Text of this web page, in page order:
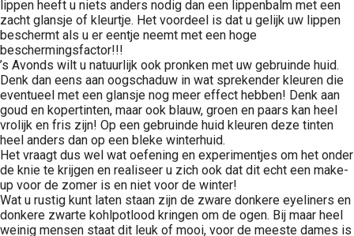
lippen heeft u niets anders nodig dan een lippenbalm met een
zacht glansje of kleurtje. Het voordeel is dat u gelijk uw lippen
beschermt als u er eentje neemt met een hoge
beschermingsfactor!!!
’s Avonds wilt u natuurlijk ook pronken met uw gebruinde huid.
Denk dan eens aan oogschaduw in wat sprekender kleuren die
eventueel met een glansje nog meer effect hebben! Denk aan
goud en kopertinten, maar ook blauw, groen en paars kan heel
vrolijk en fris zijn! Op een gebruinde huid kleuren deze tinten
heel anders dan op een bleke winterhuid.
Het vraagt dus wel wat oefening en experimentjes om het onder
de knie te krijgen en realiseer u zich ook dat dit echt een make-
up voor de zomer is en niet voor de winter!
Wat u rustig kunt laten staan zijn de zware donkere eyeliners en
donkere zwarte kohlpotlood kringen om de ogen. Bij maar heel
weinig mensen staat dit leuk of mooi, voor de meeste dames is